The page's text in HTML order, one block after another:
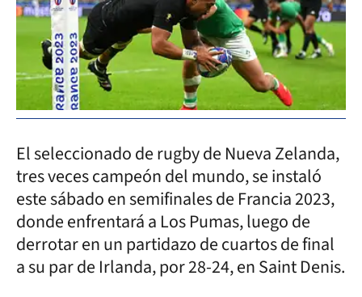
El seleccionado de rugby de Nueva Zelanda,
tres veces campeón del mundo, se instaló
este sábado en semifinales de Francia 2023,
donde enfrentará a Los Pumas, luego de
derrotar en un partidazo de cuartos de final
a su par de Irlanda, por 28-24, en Saint Denis.